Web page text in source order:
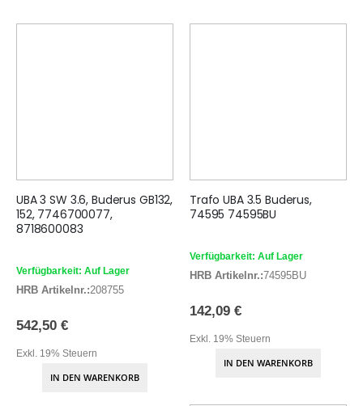
UBA 3 SW 3.6, Buderus GB132,
152, 7746700077,
8718600083
Verfügbarkeit: Auf Lager
HRB Artikelnr.:208755
542,50 €
Exkl. 19% Steuern
IN DEN WARENKORB
Trafo UBA 3.5 Buderus,
74595 74595BU
Verfügbarkeit: Auf Lager
HRB Artikelnr.:74595BU
142,09 €
Exkl. 19% Steuern
IN DEN WARENKORB